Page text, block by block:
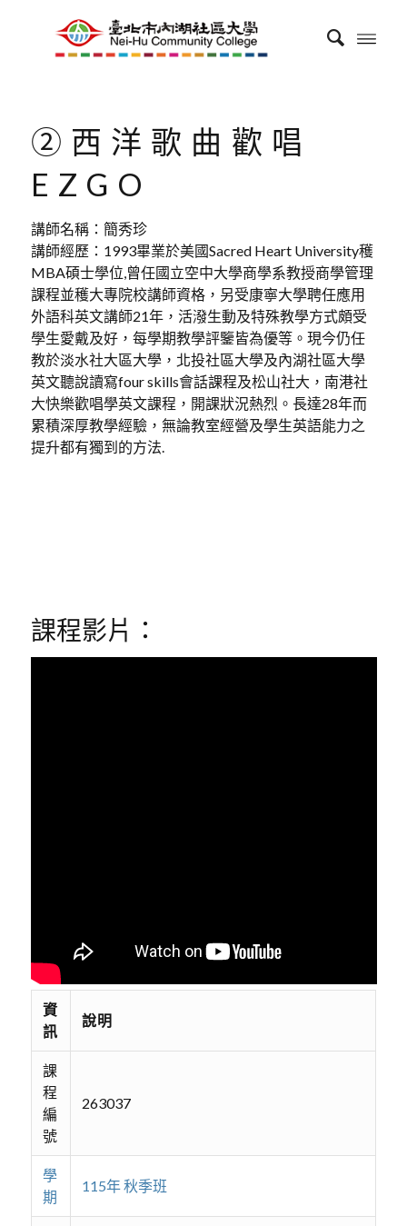
②西洋歌曲歡唱
EZGO
講師名稱：簡秀珍
講師經歷：1993畢業於美國Sacred Heart University穫
MBA碩士學位,曾任國立空中大學商學系教授商學管理
課程並穫大專院校講師資格，另受康寧大學聘任應用
外語科英文講師21年，活潑生動及特殊教學方式頗受
學生愛戴及好，每學期教學評鑒皆為優等。現今仍任
教於淡水社大區大學，北投社區大學及內湖社區大學
英文聽說讀寫four skills會話課程及松山社大，南港社
大快樂歡唱學英文課程，開課狀況熱烈。長達28年而
累積深厚教學經驗，無論教室經營及學生英語能力之
提升都有獨到的方法.
課程影片：
資
訊
說明
課
程
編
號
263037
學
期
115年 秋季班